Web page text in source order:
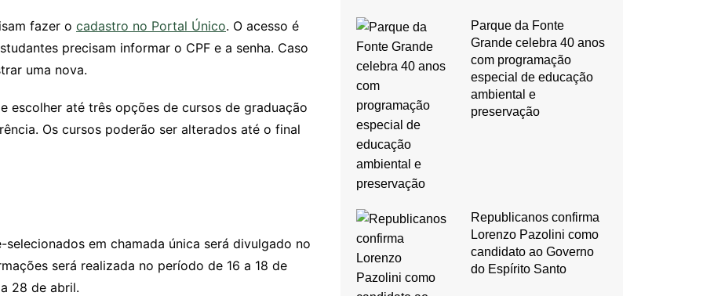
fazer o cadastro no Portal Único. O acesso é
precisam informar o CPF e a senha. Caso
uma nova.
escolher até três opções de cursos de graduação
Os cursos poderão ser alterados até o final
em chamada única será divulgado no
será realizada no período de 16 a 18 de
28 de abril.
Parque da Fonte
Grande celebra 40 anos
com programação
especial de educação
ambiental e
preservação
Republicanos confirma
Lorenzo Pazolini como
candidato ao Governo
do Espírito Santo